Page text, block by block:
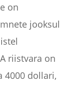
on
jooksul
riistvara on
4000 dollari,